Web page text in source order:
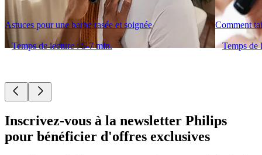
Astuces pour une barbe rasée et soignée
Temps de lecture : 5-7 min.
Comment
Temps de
Inscrivez-vous à la newsletter Philips
pour bénéficier d'offres exclusives